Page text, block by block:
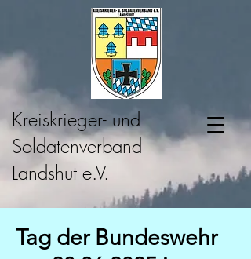
Kreiskrieger- und
Soldatenverband
Landshut e.V.
Tag der Bundeswehr